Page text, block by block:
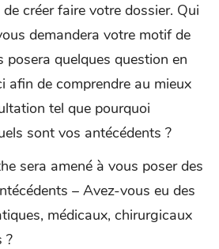
créer faire votre dossier. Qui
demandera votre motif de
quelques question en
afin de comprendre au mieux
tel que pourquoi
sont vos antécédents ?
sera amené à vous poser des
– Avez-vous eu des
médicaux, chirurgicaux
?